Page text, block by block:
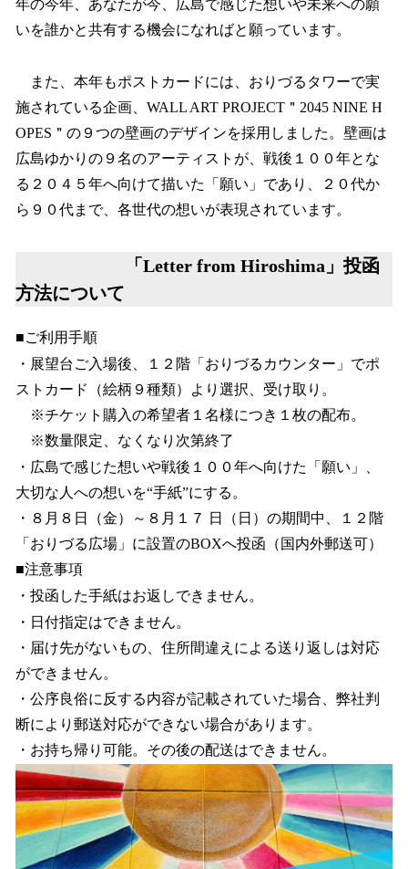
年の今年、あなたが今、広島で感じた想いや未来への願
いを誰かと共有する機会になればと願っています。
また、本年もポストカードには、おりづるタワーで実
施されている企画、WALL ART PROJECT＂2045 NINE H
OPES＂の９つの壁画のデザインを採用しました。壁画は
広島ゆかりの９名のアーティストが、戦後１００年とな
る２０４５年へ向けて描いた「願い」であり、２０代か
ら９０代まで、各世代の想いが表現されています。
「Letter from Hiroshima」投函
方法について
■ご利用手順
・展望台ご入場後、１２階「おりづるカウンター」でポ
ストカード（絵柄９種類）より選択、受け取り。
※チケット購入の希望者１名様につき１枚の配布。
※数量限定、なくなり次第終了
・広島で感じた想いや戦後１００年へ向けた「願い」、
大切な人への想いを“手紙”にする。
・８月８日（金）～８月１７ 日（日）の期間中、１２階
「おりづる広場」に設置のBOXへ投函（国内外郵送可）
■注意事項
・投函した手紙はお返しできません。
・日付指定はできません。
・届け先がないもの、住所間違えによる送り返しは対応
ができません。
・公序良俗に反する内容が記載されていた場合、弊社判
断により郵送対応ができない場合があります。
・お持ち帰り可能。その後の配送はできません。